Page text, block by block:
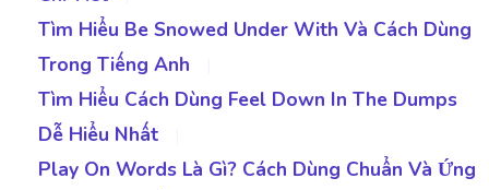
Tìm Hiểu Be Snowed Under With Và Cách Dùng
Trong Tiếng Anh
Tìm Hiểu Cách Dùng Feel Down In The Dumps
Dễ Hiểu Nhất
Play On Words Là Gì? Cách Dùng Chuẩn Và Ứng